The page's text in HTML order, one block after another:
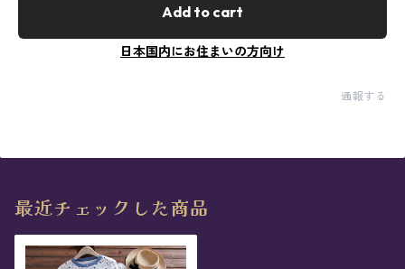
Add to cart
日本国内にお住まいの方向け
通報する
最近チェックした商品